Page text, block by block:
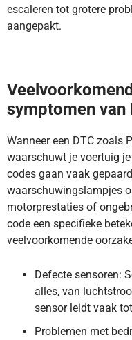
escaleren tot grotere
aangepakt.
symptomen van
Wanneer een DTC zoals
waarschuwt je voertuig
codes gaan vaak
waarschuwingslampjes
motorprestaties of
code een specifieke
veelvoorkomende
Defecte sensoren:
alles, van
sensor leidt vaak
Problemen met